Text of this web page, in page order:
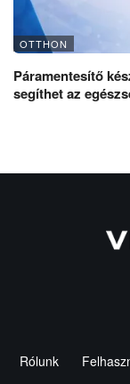
OTTHON
Páramentesítő
segíthet az
Rólunk